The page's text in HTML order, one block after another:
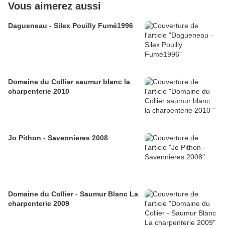
Vous aimerez aussi
Dagueneau - Silex Pouilly Fumé1996
Domaine du Collier saumur blanc la
charpenterie 2010
Jo Pithon - Savennieres 2008
Domaine du Collier - Saumur Blanc La
charpenterie 2009